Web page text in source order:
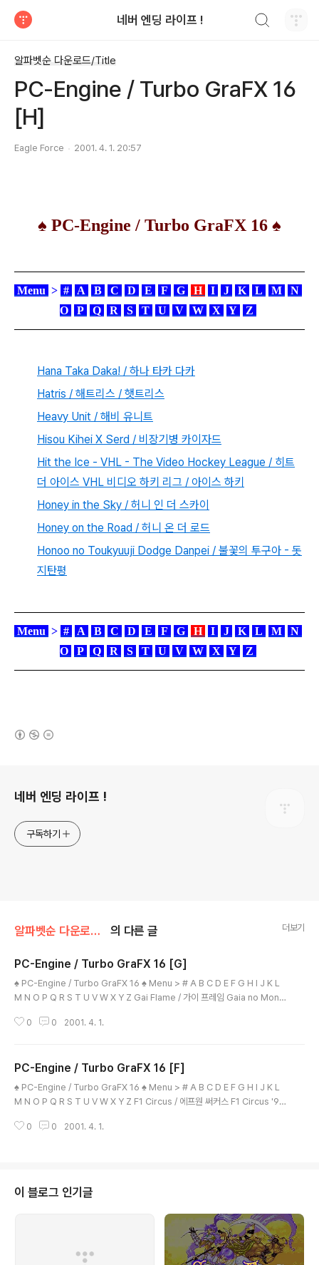
네버 엔딩 라이프 !
알파벳순 다운로드/Title
PC-Engine / Turbo GraFX 16
[H]
Eagle Force 2001. 4. 1. 20:57
♠ PC-Engine / Turbo GraFX 16 ♠
Menu > # A B C D E F G H I J K L M
N
O
P Q R S T U V W X Y Z
Hana Taka Daka! / 하나 타카 다카
Hatris / 해트리스 / 햇트리스
Heavy Unit / 해비 유니트
Hisou Kihei X Serd / 비장기병 카이자드
Hit the Ice - VHL - The Video Hockey League / 히트
더 아이스 VHL 비디오 하키 리그 / 아이스 하키
Honey in the Sky / 허니 인 더 스카이
Honey on the Road / 허니 온 더 로드
Honoo no Toukyuuji Dodge Danpei / 불꽃의 투구아 - 돗
지탄평
Menu > # A B C D E F G H I J K L M
N
O
P Q R S T U V W X Y Z
네버 엔딩 라이프 !
구독하기
알파벳순 다운로드/Title 의 다른 글 더보기
PC-Engine / Turbo GraFX 16 [G]
♠ PC-Engine / Turbo GraFX 16 ♠ Menu > # A B C D E F G H I J K L
M N O P Q R S T U V W X Y Z Gai Flame / 가이 프레임 Gaia no Mons
anbare Golf Boys / 간바레 골프 보이즈 / 힘내라 골프 보이즈 Gekisha Bo
이 / 사무라이 고스트 Genpei Toumaden / 원평토마전 Ghost Manor / 고
스트 매너 G..
0 0 2001. 4. 1.
PC-Engine / Turbo GraFX 16 [F]
♠ PC-Engine / Turbo GraFX 16 ♠ Menu > # A B C D E F G H I J K L
M N O P Q R S T U V W X Y Z F1 Circus / 에프원 써커스 F1 Circus '91
The Speed of Sound / 에프원 써커스 - 스피드 오브 사운드 F-1 Dream /
0 0 2001. 4. 1.
이 블로그 인기글